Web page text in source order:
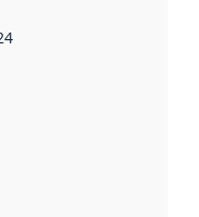
når dataa i dette